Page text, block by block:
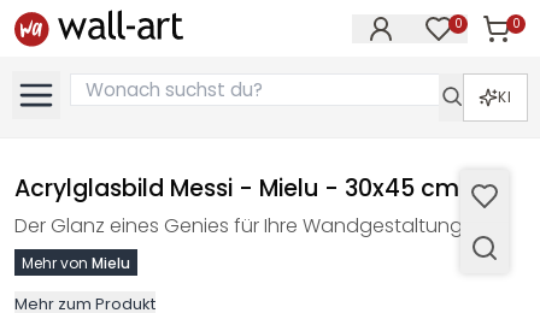
0 0
KI
Acrylglasbild Messi - Mielu - 30x45 cm
Der Glanz eines Genies für Ihre Wandgestaltung.
Mehr von Mielu
Mehr zum Produkt